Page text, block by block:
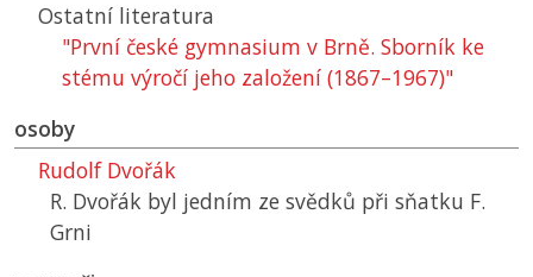
Ostatní literatura
"První české gymnasium v Brně. Sborník ke
stému výročí jeho založení (1867–1967)"
osoby
Rudolf Dvořák
R. Dvořák byl jedním ze svědků při sňatku F.
Grni